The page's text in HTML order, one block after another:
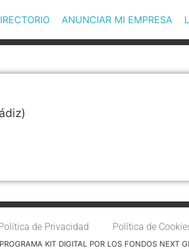
ANUNCIAR MI EMPRESA
de Privacidad Política de
KIT DIGITAL POR LOS FONDOS NEXT